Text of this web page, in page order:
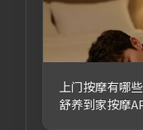
上门按摩有哪
舒养到家按摩